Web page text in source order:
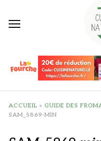
ACCUEIL » GUIDE DES
SAM_5869-MIN